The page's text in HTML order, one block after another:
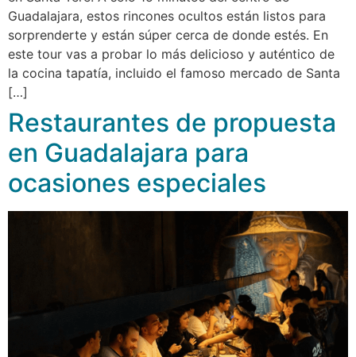
Guadalajara, estos rincones ocultos están listos para
sorprenderte y están súper cerca de donde estés. En
este tour vas a probar lo más delicioso y auténtico de
la cocina tapatía, incluido el famoso mercado de Santa
[…]
Restaurantes de propuesta
en Guadalajara para
ocasiones especiales